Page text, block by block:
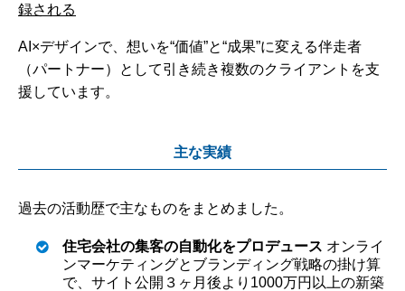
録される
AI×デザインで、想いを“価値”と“成果”に変える伴走者
（パートナー）として引き続き複数のクライアントを支
援しています。
主な実績
過去の活動歴で主なものをまとめました。
住宅会社の集客の自動化をプロデュース オンライ
ンマーケティングとブランディング戦略の掛け算
で、サイト公開３ヶ月後より1000万円以上の新築